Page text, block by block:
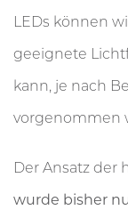
LEDs können
geeignete
kann, je nach
vorgenommen
Der Ansatz
wurde bisher